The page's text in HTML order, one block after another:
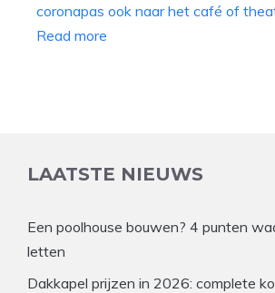
Read more
LAATSTE NIEUWS
Een poolhouse bouwen? 4 punten
letten
Dakkapel prijzen in 2026: complete